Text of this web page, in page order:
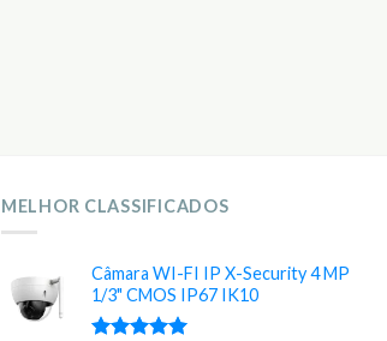
MELHOR CLASSIFICADOS
Câmara WI-FI IP X-Security 4 MP
1/3" CMOS IP67 IK10